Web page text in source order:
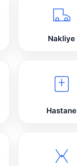
Nakliye
Hastane